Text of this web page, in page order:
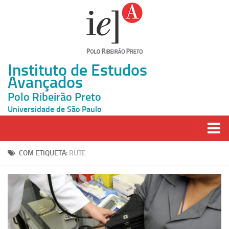
Instituto de Estudos
Avançados
Polo Ribeirão Preto
Universidade de São Paulo
Página Inicial
Inscrição
Atividades
Cátedras
COM ETIQUETA: RUTE